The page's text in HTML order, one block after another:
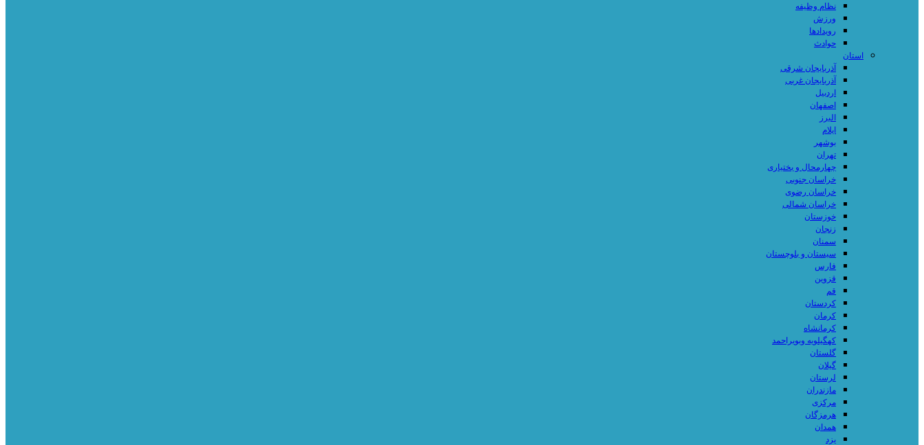
نظام وظیفه
ورزش
رویدادها
حوادث
استان
آذربایجان شرقی
آذربایجان غربی
اردبیل
اصفهان
البرز
ایلام
بوشهر
تهران
چهارمحال و بختیاری
خراسان جنوبی
خراسان رضوی
خراسان شمالی
خوزستان
زنجان
سمنان
سیستان و بلوچستان
فارس
قزوین
قم
کردستان
کرمان
کرمانشاه
کهگیلویه وبویراحمد
گلستان
گیلان
لرستان
مازندران
مرکزی
هرمزگان
همدان
یزد